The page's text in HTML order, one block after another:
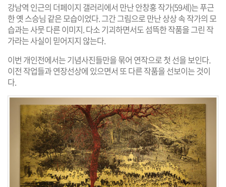
강남역 인근의 더페이지 갤러리에서 만난 안창홍 작가(59세)는 푸근
한 옛 스승님 같은 모습이었다. 그간 그림으로 만난 상상 속 작가의 모
습과는 사뭇 다른 이미지. 다소 기괴하면서도 섬뜩한 작품을 그린 작
가라는 사실이 믿어지지 않는다.
이번 개인전에서는 기념사진들만을 묶어 연작으로 첫 선을 보인다.
이전 작업들과 연장선상에 있으면서 또 다른 작품을 선보이는 것이
다.